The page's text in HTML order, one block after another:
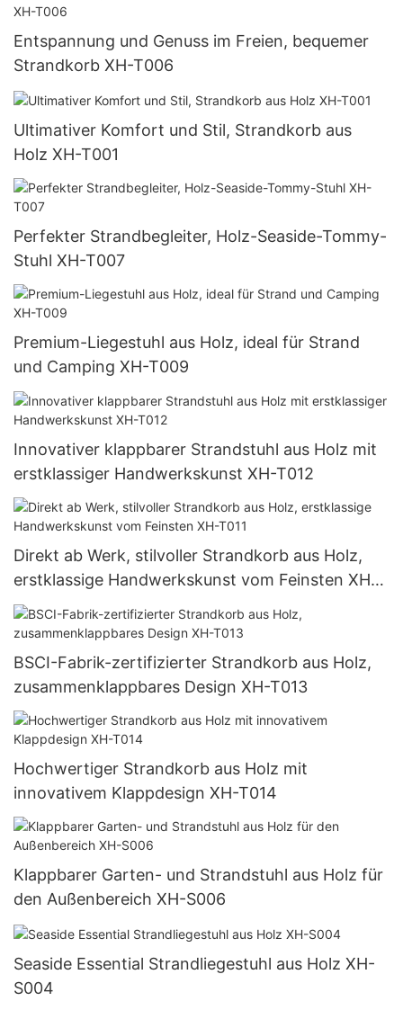
Entspannung und Genuss im Freien, bequemer
Strandkorb XH-T006
Ultimativer Komfort und Stil, Strandkorb aus
Holz XH-T001
Perfekter Strandbegleiter, Holz-Seaside-Tommy-
Stuhl XH-T007
Premium-Liegestuhl aus Holz, ideal für Strand
und Camping XH-T009
Innovativer klappbarer Strandstuhl aus Holz mit
erstklassiger Handwerkskunst XH-T012
Direkt ab Werk, stilvoller Strandkorb aus Holz,
erstklassige Handwerkskunst vom Feinsten XH-
T011
BSCI-Fabrik-zertifizierter Strandkorb aus Holz,
zusammenklappbares Design XH-T013
Hochwertiger Strandkorb aus Holz mit
innovativem Klappdesign XH-T014
Klappbarer Garten- und Strandstuhl aus Holz für
den Außenbereich XH-S006
Seaside Essential Strandliegestuhl aus Holz XH-
S004